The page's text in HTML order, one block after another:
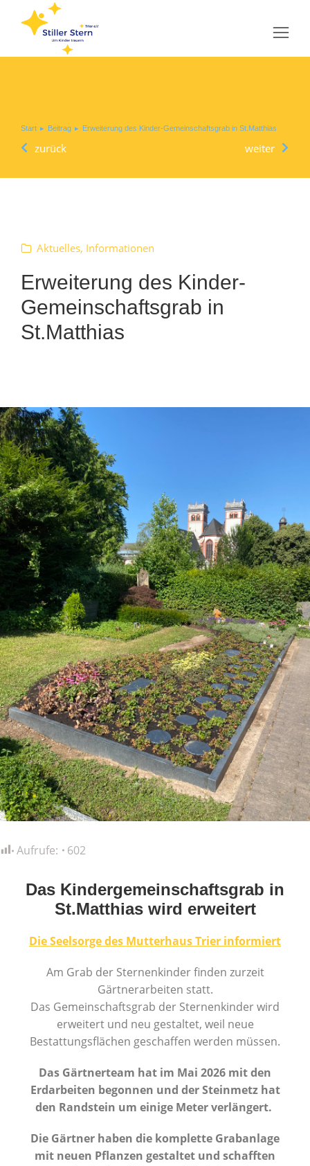
Sie befinden sich hier:
Start Beitrag Erweiterung des Kinder-Gemeinschaftsgrab in St.Matthias
zurück weiter
Aktuelles, Informationen
Erweiterung des Kinder-
Gemeinschaftsgrab in
St.Matthias
Aufrufe: 602
Das Kindergemeinschaftsgrab in
St.Matthias wird erweitert
Die Seelsorge des Mutterhaus Trier informiert
Am Grab der Sternenkinder finden zurzeit
Gärtnerarbeiten statt.
Das Gemeinschaftsgrab der Sternenkinder wird
erweitert und neu gestaltet, weil neue
Bestattungsflächen geschaffen werden müssen.
Das Gärtnerteam hat im Mai 2026 mit den
Erdarbeiten begonnen und der Steinmetz hat
den Randstein um einige Meter verlängert.
Die Gärtner haben die komplette Grabanlage
mit neuen Pflanzen gestaltet und schafften